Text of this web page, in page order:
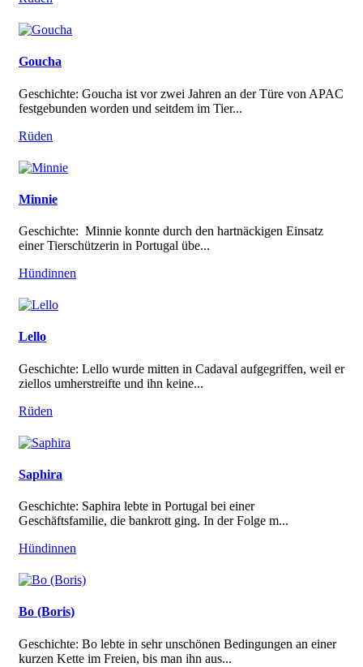
Goucha
Geschichte: Goucha ist vor zwei Jahren an der Türe von APAC
festgebunden worden und seitdem im Tier...
Rüden
Minnie
Geschichte: Minnie konnte durch den hartnäckigen Einsatz
einer Tierschützerin in Portugal übe...
Hündinnen
Lello
Geschichte: Lello wurde mitten in Cadaval aufgegriffen, weil er
ziellos umherstreifte und ihn keine...
Rüden
Saphira
Geschichte: Saphira lebte in Portugal bei einer
Geschäftsfamilie, die bankrott ging. In der Folge m...
Hündinnen
Bo (Boris)
Geschichte: Bo lebte in sehr unschönen Bedingungen an einer
kurzen Kette im Freien, bis man ihn aus...